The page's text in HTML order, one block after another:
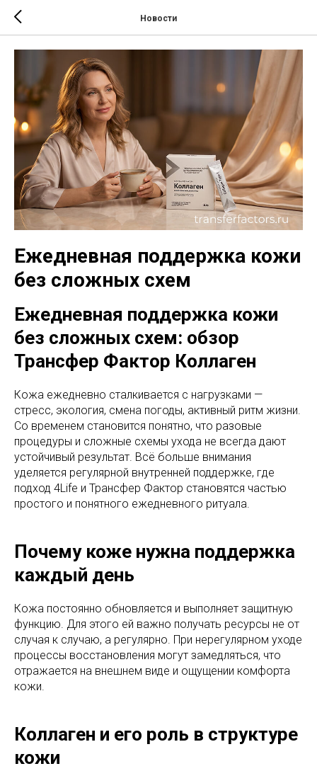
Новости
Ежедневная поддержка кожи
без сложных схем
Ежедневная поддержка кожи
без сложных схем: обзор
Трансфер Фактор Коллаген
Кожа ежедневно сталкивается с нагрузками —
стресс, экология, смена погоды, активный ритм жизни.
Со временем становится понятно, что разовые
процедуры и сложные схемы ухода не всегда дают
устойчивый результат. Всё больше внимания
уделяется регулярной внутренней поддержке, где
подход 4Life и Трансфер Фактор становятся частью
простого и понятного ежедневного ритуала.
Почему коже нужна поддержка
каждый день
Кожа постоянно обновляется и выполняет защитную
функцию. Для этого ей важно получать ресурсы не от
случая к случаю, а регулярно. При нерегулярном уходе
процессы восстановления могут замедляться, что
отражается на внешнем виде и ощущении комфорта
кожи.
Коллаген и его роль в структуре
кожи